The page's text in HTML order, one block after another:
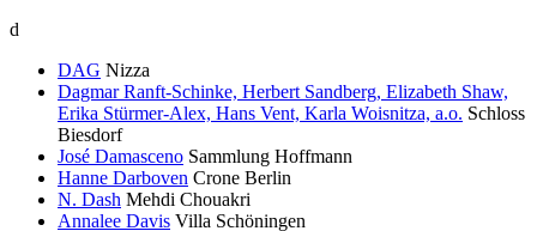
d
DAG Nizza
Dagmar Ranft-Schinke, Herbert Sandberg, Elizabeth Shaw,
Erika Stürmer-Alex, Hans Vent, Karla Woisnitza, a.o. Schloss
Biesdorf
José Damasceno Sammlung Hoffmann
Hanne Darboven Crone Berlin
N. Dash Mehdi Chouakri
Annalee Davis Villa Schöningen